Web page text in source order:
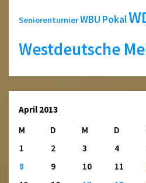
SeniorenturnierWBU Pokal
Westdeutsche
April 2013
M
D M D
1
2 3 4
8
9 10 11